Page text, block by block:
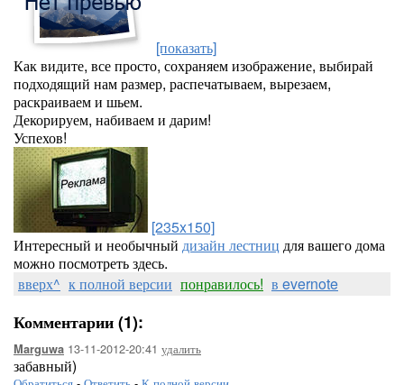
[показать]
Как видите, все просто, сохраняем изображение, выбирай
подходящий нам размер, распечатываем, вырезаем,
раскраиваем и шьем.
Декорируем, набиваем и дарим!
Успехов!
[235x150]
Интересный и необычный дизайн лестниц для вашего дома
можно посмотреть здесь.
вверх^ к полной версии понравилось! в evernote
Комментарии (1):
Marguwa 13-11-2012-20:41 удалить
забавный)